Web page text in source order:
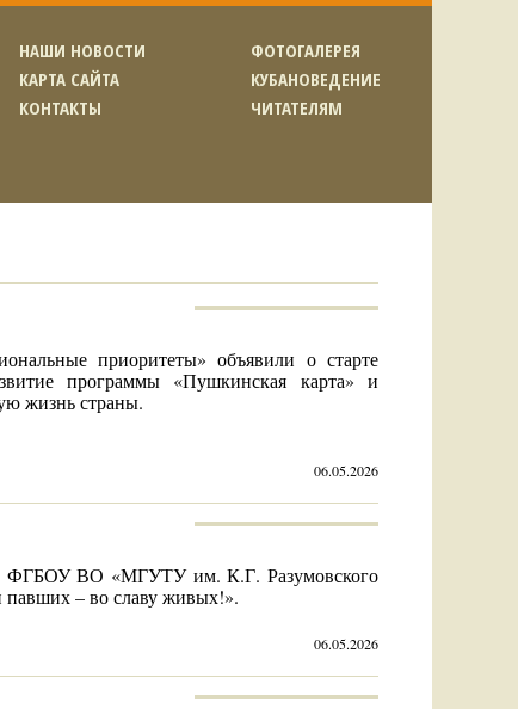
НАШИ НОВОСТИ
КАРТА САЙТА
КОНТАКТЫ
ФОТОГАЛЕРЕЯ
КУБАНОВЕДЕНИЕ
ЧИТАТЕЛЯМ
приоритеты» объявили о старте
программы «Пушкинская карта» и
жизнь страны.
06.05.2026
ФГБОУ ВО «МГУТУ им. К.Г. Разумовского
– во славу живых!».
06.05.2026